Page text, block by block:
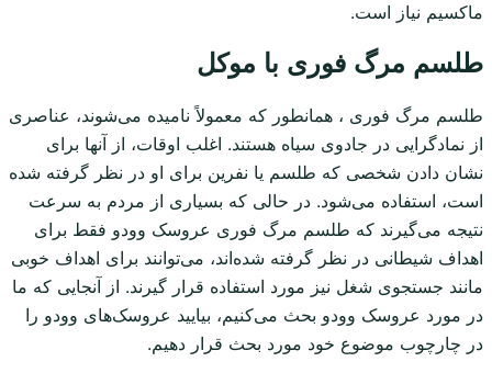
ماکسیم نیاز است.
طلسم مرگ فوری با موکل
طلسم مرگ فوری ، همانطور که معمولاً نامیده می‌شوند، عناصری
از نمادگرایی در جادوی سیاه هستند. اغلب اوقات، از آنها برای
نشان دادن شخصی که طلسم یا نفرین برای او در نظر گرفته شده
است، استفاده می‌شود. در حالی که بسیاری از مردم به سرعت
نتیجه می‌گیرند که طلسم‌ مرگ فوری عروسک وودو فقط برای
اهداف شیطانی در نظر گرفته شده‌اند، می‌توانند برای اهداف خوبی
مانند جستجوی شغل نیز مورد استفاده قرار گیرند. از آنجایی که ما
در مورد عروسک وودو بحث می‌کنیم، بیایید عروسک‌های وودو را
در چارچوب موضوع خود مورد بحث قرار دهیم.